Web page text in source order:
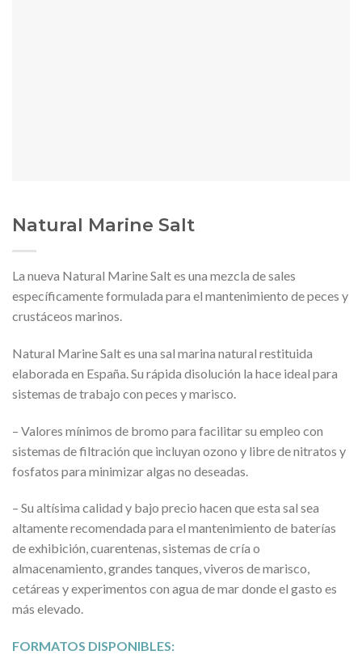
Natural Marine Salt
La nueva Natural Marine Salt es una mezcla de sales
específicamente formulada para el mantenimiento de peces y
crustáceos marinos.
Natural Marine Salt es una sal marina natural restituida
elaborada en España. Su rápida disolución la hace ideal para
sistemas de trabajo con peces y marisco.
– Valores mínimos de bromo para facilitar su empleo con
sistemas de filtración que incluyan ozono y libre de nitratos y
fosfatos para minimizar algas no deseadas.
– Su altísima calidad y bajo precio hacen que esta sal sea
altamente recomendada para el mantenimiento de baterías
de exhibición, cuarentenas, sistemas de cría o
almacenamiento, grandes tanques, viveros de marisco,
cetáreas y experimentos con agua de mar donde el gasto es
más elevado.
FORMATOS DISPONIBLES: